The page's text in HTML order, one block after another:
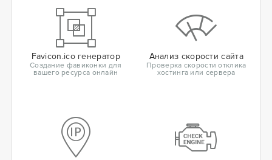
Favicon.ico генератор
Создание фавиконки для
вашего ресурса онлайн
Анализ скорости сайта
Проверка скорости отклика
хостинга или сервера